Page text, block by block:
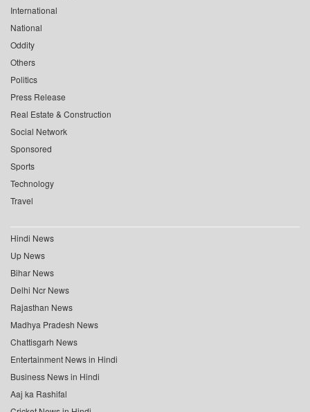
International
National
Oddity
Others
Politics
Press Release
Real Estate & Construction
Social Network
Sponsored
Sports
Technology
Travel
Hindi News
Up News
Bihar News
Delhi Ncr News
Rajasthan News
Madhya Pradesh News
Chattisgarh News
Entertainment News in Hindi
Business News in Hindi
Aaj ka Rashifal